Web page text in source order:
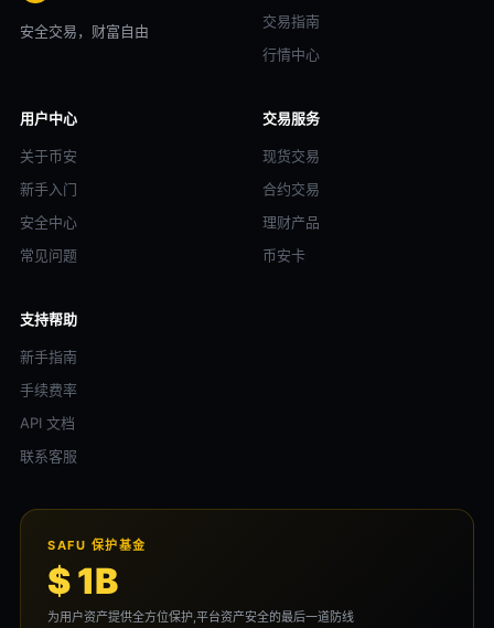
安全交易，财富自由
交易指南
行情中心
用户中心
关于币安
新手入门
安全中心
常见问题
交易服务
现货交易
合约交易
理财产品
币安卡
支持帮助
新手指南
手续费率
API 文档
联系客服
SAFU 保护基金
$ 1B
为用户资产提供全方位保护,平台资产安全的最后一道防线